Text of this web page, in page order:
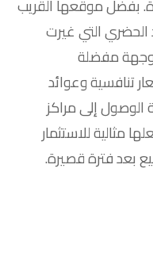
بفضل موقعها القريب
التي غيرت
وجهة مفضلة
تنافسية وعوائد
الوصول إلى مراكز
مثالية للاستثمار
بعد فترة قصيرة.